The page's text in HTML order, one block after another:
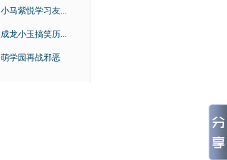
小马紫悦学习友...
成龙小玉搞笑历...
萌学园再战邪恶